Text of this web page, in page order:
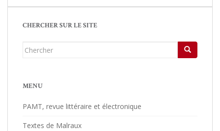
CHERCHER SUR LE SITE
Chercher...
MENU
PAMT, revue littéraire et électronique
Textes de Malraux